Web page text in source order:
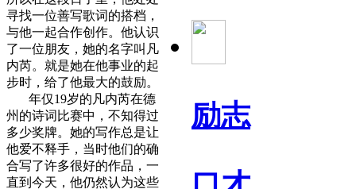
励志
寻找一位善写歌词的搭档，
与他一起合作创作。他认识
了一位朋友，她的名字叫凡
内芮。就是她在他事业的起
步时，给了他最大的鼓励。
年仅19岁的凡内芮在德
州的诗词比赛中，不知得过
多少奖牌。她的写作总是让
他爱不释手，当时他们的确
合写了许多很好的作品，一
直到今天，他仍然认为这些